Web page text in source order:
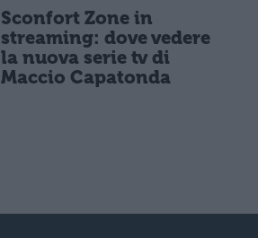
Sconfort Zone in
streaming: dove vedere
la nuova serie tv di
Maccio Capatonda